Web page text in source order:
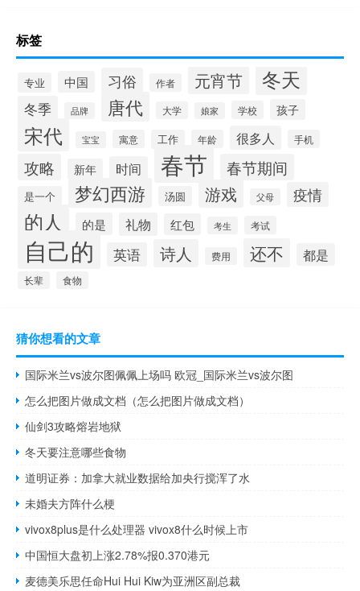
标签
专业 中国 习俗 作者 元宵节 冬天
冬季 品牌 唐代 大学 娘家 学校 孩子
宋代 宝宝 寓意 工作 年龄 很多人 手机
攻略 新年 时间 春节 春节期间
是一个 梦幻西游 汤圆 游戏 父母 疫情
的人 的是 礼物 红包 考生 考试
自己的 英语 诗人 费用 还不 都是
长辈 食物
猜你想看的文章
国际米兰vs波尔图佩佩上场吗 欧冠_国际米兰vs波尔图
怎么把图片做成文档（怎么把图片做成文档）
仙剑3攻略熔岩地狱
冬天要注意哪些食物
道明证券：加拿大就业数据给加央行搅浑了水
未婚夫方阵什么梗
vivox8plus是什么处理器 vivox8什么时候上市
中国恒大盘初上涨2.78%报0.370港元
麦德美乐思任命Hui Hui Kiw为亚洲区副总裁